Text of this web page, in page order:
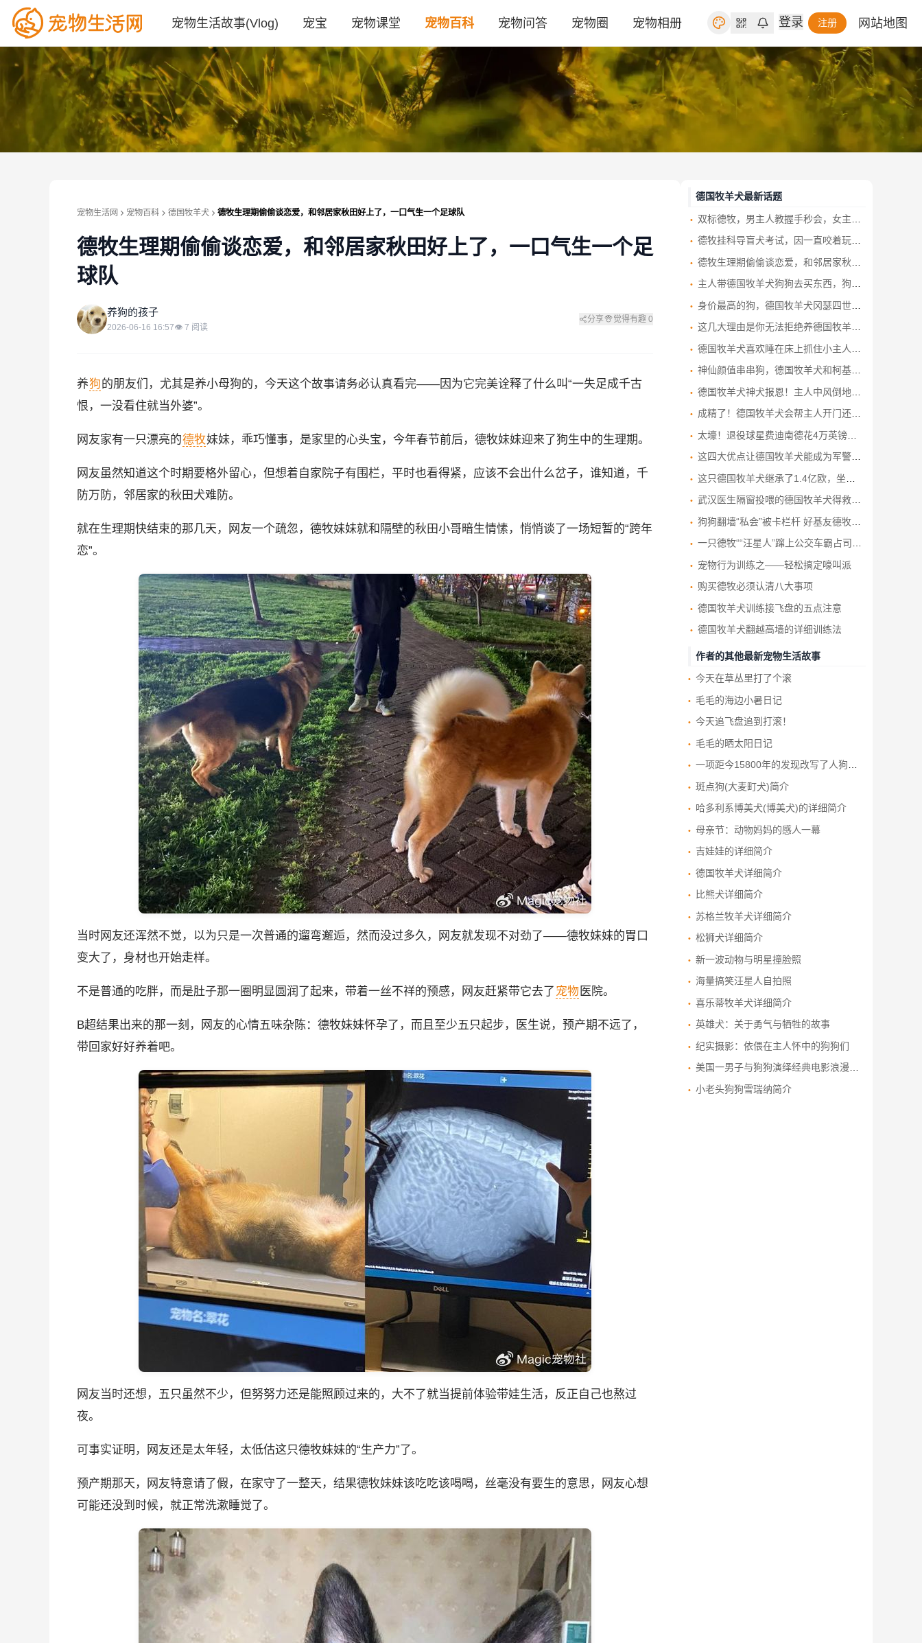
宠物生活故事(Vlog) 宠宝 宠物课堂 宠物百科 宠物问答 宠物圈 宠物相册 登录 注册 网站地图
宠物生活网 宠物百科 德国牧羊犬 德牧生理期偷偷谈恋爱，和邻居家秋田好上了，一口气生一个足球队
德牧生理期偷偷谈恋爱，和邻居家秋田好上了，一口气生一个足
球队
养 养狗的孩子
2026-06-16 16:57👁 7 阅读
分享 觉得有趣 0
养狗的朋友们，尤其是养小母狗的，今天这个故事请务必认真看完——因为它完美诠释了什么叫“一失足成千古
恨，一没看住就当外婆”。
网友家有一只漂亮的德牧妹妹，乖巧懂事，是家里的心头宝，今年春节前后，德牧妹妹迎来了狗生中的生理期。
网友虽然知道这个时期要格外留心，但想着自家院子有围栏，平时也看得紧，应该不会出什么岔子，谁知道，千
防万防，邻居家的秋田犬难防。
就在生理期快结束的那几天，网友一个疏忽，德牧妹妹就和隔壁的秋田小哥暗生情愫，悄悄谈了一场短暂的“跨年
恋”。
当时网友还浑然不觉，以为只是一次普通的遛弯邂逅，然而没过多久，网友就发现不对劲了——德牧妹妹的胃口
变大了，身材也开始走样。
不是普通的吃胖，而是肚子那一圈明显圆润了起来，带着一丝不祥的预感，网友赶紧带它去了 宠物 医院。
B超结果出来的那一刻，网友的心情五味杂陈：德牧妹妹怀孕了，而且至少五只起步，医生说，预产期不远了，
带回家好好养着吧。
网友当时还想，五只虽然不少，但努努力还是能照顾过来的，大不了就当提前体验带娃生活，反正自己也熬过
夜。
可事实证明，网友还是太年轻，太低估这只德牧妹妹的“生产力”了。
预产期那天，网友特意请了假，在家守了一整天，结果德牧妹妹该吃吃该喝喝，丝毫没有要生的意思，网友心想
可能还没到时候，就正常洗漱睡觉了。
德国牧羊犬最新话题
双标德牧，男主人教握手秒会，女主人一伸手它却当场“顶嘴”：刚捡你的时候可不是这么对我的
德牧挂科导盲犬考试，因一直咬着玩具不放
德牧生理期偷偷谈恋爱，和邻居家秋田好上了，一口气生一个足球队
主人带德国牧羊犬狗狗去买东西，狗狗贴心举动让路人羡慕
身价最高的狗，德国牧羊犬冈瑟四世，坐拥25亿人民币私狗财产
这几大理由是你无法拒绝养德国牧羊犬的原因！
德国牧羊犬喜欢睡在床上抓住小主人的位置，把他从床上拉了起来
神仙颜值串串狗，德国牧羊犬和柯基犬结合？网友表示：太难猜了！
德国牧羊犬神犬报恩！主人中风倒地成功救命.
成精了！德国牧羊犬会帮主人开门还会算数
太壕！退役球星费迪南德花4万英镑买德国牧羊犬保护待孕妻子
这四大优点让德国牧羊犬能成为军警犬界的“一哥”
这只德国牧羊犬继承了1.4亿欧，坐拥别墅城堡！这才是人不如狗系列
武汉医生隔窗投喂的德国牧羊犬得救了 有望成为军犬
狗狗翻墙“私会”被卡栏杆 好基友德牧倾情相助
一只德牧““汪星人”蹿上公交车霸占司机座位 网友评论逗比:想开车?你有驾照吗?
宠物行为训练之——轻松搞定嚎叫派
购买德牧必须认清八大事项
德国牧羊犬训练接飞盘的五点注意
德国牧羊犬翻越高墙的详细训练法
作者的其他最新宠物生活故事
今天在草丛里打了个滚
毛毛的海边小暑日记
今天追飞盘追到打滚！
毛毛的晒太阳日记
一项距今15800年的发现改写了人狗友谊的历史
斑点狗(大麦町犬)简介
哈多利系博美犬(博美犬)的详细简介
母亲节：动物妈妈的感人一幕
吉娃娃的详细简介
德国牧羊犬详细简介
比熊犬详细简介
苏格兰牧羊犬详细简介
松狮犬详细简介
新一波动物与明星撞脸照
海量搞笑汪星人自拍照
喜乐蒂牧羊犬详细简介
英雄犬：关于勇气与牺牲的故事
纪实摄影：依偎在主人怀中的狗狗们
美国一男子与狗狗演绎经典电影浪漫场景
小老头狗狗雪瑞纳简介